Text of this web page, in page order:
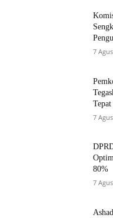
7
Tepat
7
80%
7